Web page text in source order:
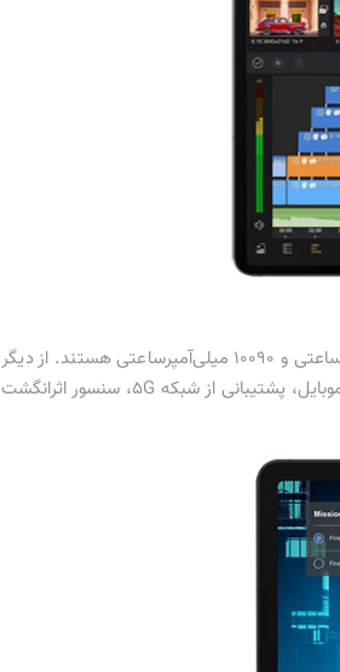
در بخش باتری نیز شاهد تغییر قابل انتظاری هستیم و تبلت‌های گلکسی تب اس ۹ به‌ترتیب دارای باتری‌های 8400 میلی‌آمپرساعتی و 10090 میلی‌آمپرساعتی هستند. از دیگر
مشخصات قابل‌توجه این دو دستگاه می‌توان به گواهی IP68، سیستم خنک‌کننده داخلی پیشرفته برای تجربه روان بازی‌های موبایل، پشتیبانی از شبکه 5G، سنسور اثرانگشت